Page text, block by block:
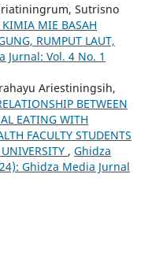
Sutrisno
KIMIA MIE BASAH
RUMPUT LAUT,
Jurnal: Vol. 4 No. 1
Ariestiningsih,
BETWEEN
EATING WITH
FACULTY STUDENTS
, Ghidza
Ghidza Media Jurnal